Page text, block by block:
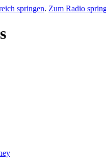
springen. Zum Radio